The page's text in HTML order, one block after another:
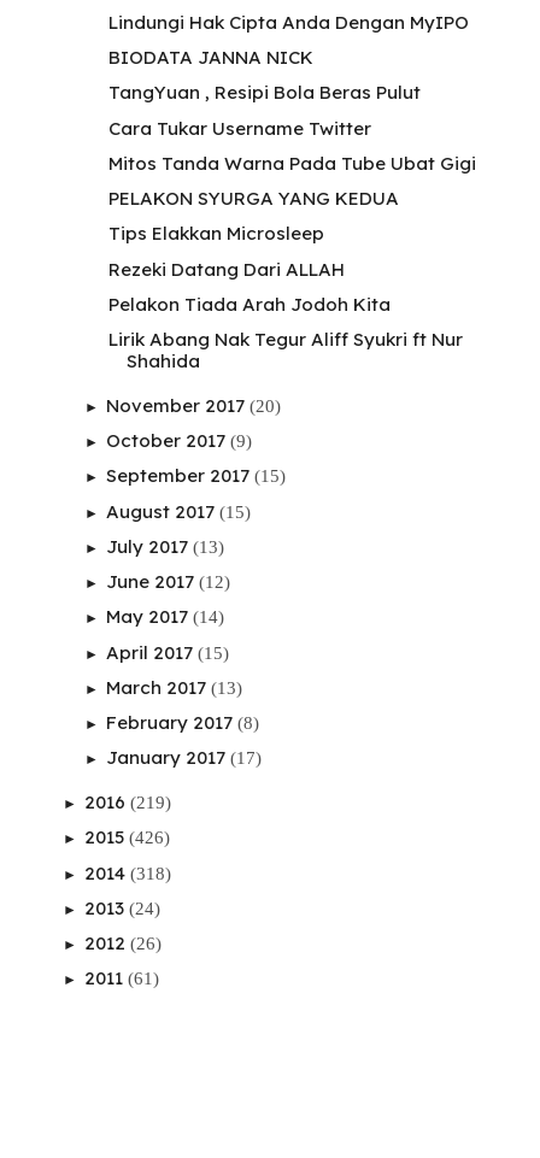
Lindungi Hak Cipta Anda Dengan MyIPO
BIODATA JANNA NICK
TangYuan , Resipi Bola Beras Pulut
Cara Tukar Username Twitter
Mitos Tanda Warna Pada Tube Ubat Gigi
PELAKON SYURGA YANG KEDUA
Tips Elakkan Microsleep
Rezeki Datang Dari ALLAH
Pelakon Tiada Arah Jodoh Kita
Lirik Abang Nak Tegur Aliff Syukri ft Nur
Shahida
► November 2017 (20)
► October 2017 (9)
► September 2017 (15)
► August 2017 (15)
► July 2017 (13)
► June 2017 (12)
► May 2017 (14)
► April 2017 (15)
► March 2017 (13)
► February 2017 (8)
► January 2017 (17)
► 2016 (219)
► 2015 (426)
► 2014 (318)
► 2013 (24)
► 2012 (26)
► 2011 (61)